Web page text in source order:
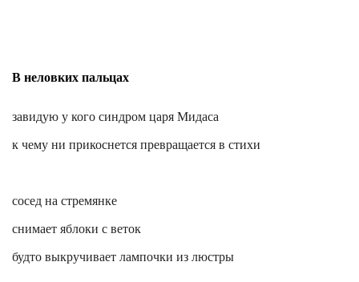
В неловких пальцах
завидую у кого синдром царя Мидаса
к чему ни прикоснется превращается в стихи
сосед на стремянке
снимает яблоки с веток
будто выкручивает лампочки из люстры